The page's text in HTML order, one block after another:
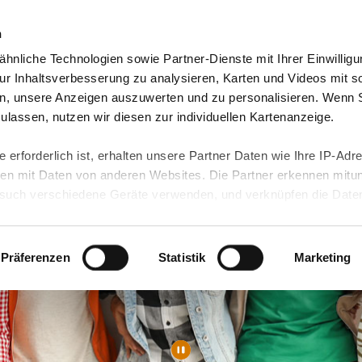
Technologien sowie Partner-Dienste mit Ihrer
Inhaltsverbesserung zu analysieren, Karten und Videos mit
unsere Anzeigen auszuwerten und zu personalisieren. Wenn
nutzen wir diesen zur individuellen Kartenanzeige.
erforderlich ist, erhalten unsere Partner Daten wie Ihre IP-
mit Daten von anderen Websites. Die Partner erkennen
verschiedene Geräte verwenden, und verknüpfen die Daten
Daten führen kann.
unserenDatenschutzhinweisenund in unsererCookie-
Funktionen für diese Zwecke aktiviert sind, müssen Sie
mittels nachfolgender Buttons über Ihre Einwilligung für
erteilte Einwilligung stets für die Zukunft widerrufen. Bitte
Präferenzen Statistik Marketing
& Angebote Presse & Themen Jobs & Karriere